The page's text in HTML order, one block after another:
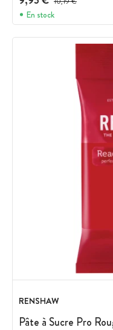
En stock
RENSHAW
Pâte à Sucre Pro